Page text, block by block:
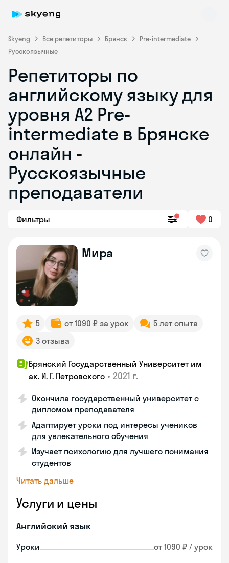
Skyeng Все репетиторы Брянск
Pre-intermediate
Русскоязычные
Репетиторы по
английскому языку для
уровня A2 Pre-
intermediate в Брянске
онлайн -
Русскоязычные
преподаватели
Фильтры 0
Мира
5 от 1090 ₽ за урок
5 лет опыта
3 отзыва
Брянский Государственный Университет им
ак. И. Г. Петровского • 2021 г.
Окончила государственный университет с
дипломом преподавателя
Адаптирует уроки под интересы учеников
для увлекательного обучения
Изучает психологию для лучшего понимания
студентов
Читать дальше
Услуги и цены
Английский язык
Уроки от 1090 ₽ / урок
Skyeng Chat